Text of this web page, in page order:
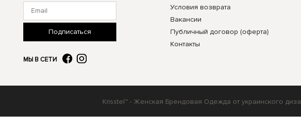
Подписаться
МЫ В СЕТИ
Условия возврата
Вакансии
Публичный договор (оферта)
Контакты
Krisstel™ - Женская Брендовая Одежда от украинского